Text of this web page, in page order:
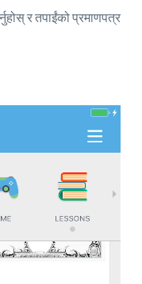
र तपाईंको प्रमाणपत्र